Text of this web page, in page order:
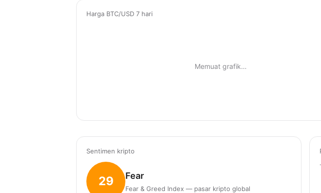
Harga BTC/USD 7 hari
Memuat grafik…
Sentimen kripto
29 Fear
Fear & Greed Index — pasar kripto global